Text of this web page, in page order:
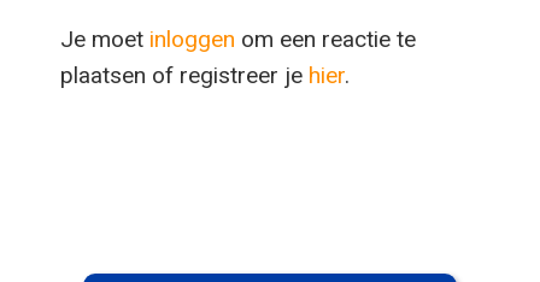
Je moet inloggen om een reactie te
plaatsen of registreer je hier.